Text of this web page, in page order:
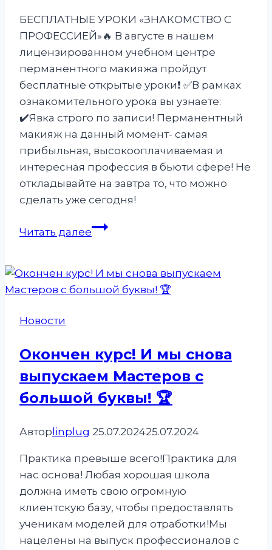
БЕСПЛАТНЫЕ УРОКИ «ЗНАКОМСТВО С
ПРОФЕССИЕЙ»🔥 В августе в нашем
лицензированном учебном центре
перманентного макияжа пройдут
бесплатные открытые уроки❗️ ✅️В рамках
ознакомительного урока вы узнаете:
✔️Явка строго по записи! Перманентный
макияж на данный момент- самая
прибыльная, высокооплачиваемая и
интересная профессия в бьюти сфере! Не
откладывайте на завтра то, что можно
сделать уже сегодня!
Читать далееБЕСПЛАТНЫЕ
«ЗНАКОМСТВО»
Новости
Окончен курс! И мы снова
выпускаем Мастеров с
большой буквы! 🏆
Автор linplug 25.07.202425.07.2024
Практика превыше всего!Практика для
нас основа! Любая хорошая школа
должна иметь свою огромную
клиентскую базу, чтобы предоставлять
ученикам моделей для отработки!Мы
нацелены на выпуск профессионалов с